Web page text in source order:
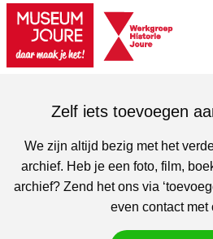
Je kunt de WHJ op
vragen, of om onze verzamelingen
Zelf iets toevoegen
We zijn altijd bezig met het
archief. Heb je een foto, film,
archief? Zend het ons via
even contact met